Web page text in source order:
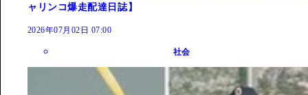
ャリンコ爆走配達日誌】
2026年07月02日 07:00
社会